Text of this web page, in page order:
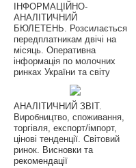
ІНФОРМАЦІЙНО-
АНАЛІТИЧНИЙ
БЮЛЕТЕНЬ. Розсилається
передплатникам двічі на
місяць. Оперативна
інформація по молочних
ринках України та світу
АНАЛІТИЧНИЙ ЗВІТ.
Виробництво, споживання,
торгівля, експорт/імпорт,
цінові тенденції. Світовий
ринок. Висновки та
рекомендації